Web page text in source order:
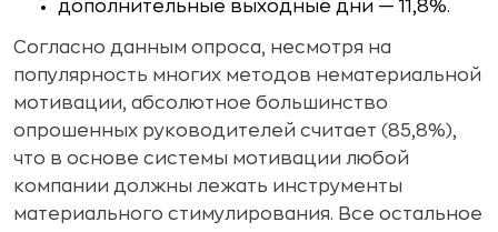
дополнительные выходные дни — 11,8%.
Согласно данным опроса, несмотря на
популярность многих методов нематериальной
мотивации, абсолютное большинство
опрошенных руководителей считает (85,8%),
что в основе системы мотивации любой
компании должны лежать инструменты
материального стимулирования. Все остальное